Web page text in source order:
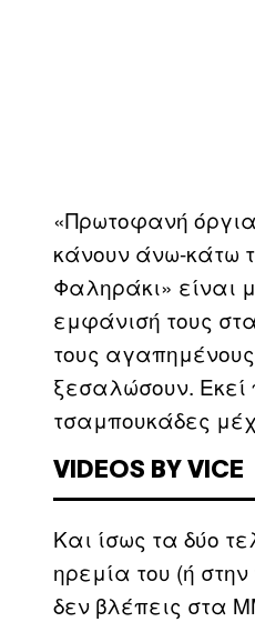
«Πρωτοφανή
κάνουν άνω-κάτω
Φαληράκι» είναι
εμφάνισή τους
τους
ξεσαλώσουν. Εκεί
τσαμπουκάδες
VIDEOS BY VICE
Και ίσως τα δύο
ηρεμία του (ή
δεν βλέπεις στα